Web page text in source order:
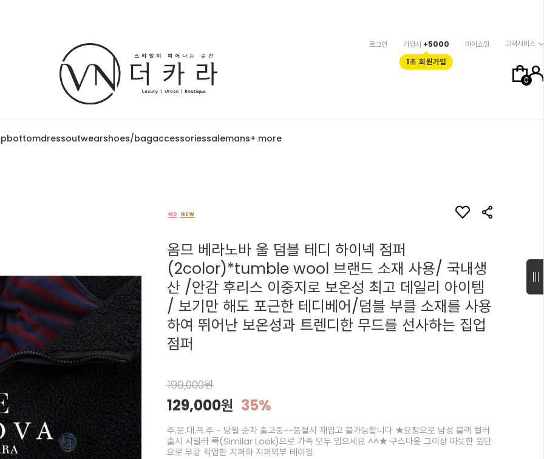
0
로그인 가입시 +5000
1초 회원가입
마이쇼핑 고객서비스
bottomdressoutwearshoes/bagaccessoriessalemans+ more
옴므 베라노바 울 덤블 테디 하이넥 점퍼
(2color)*tumble wool 브랜드 소재 사용/ 국내생
산 /안감 후리스 이중지로 보온성 최고 데일리 아이템
/ 보기만 해도 포근한 테디베어/덤블 부클 소재를 사용
하여 뛰어난 보온성과 트렌디한 무드를 선사하는 집업
점퍼
199,000원
129,000원 35%
주.문.대.폭.주 - 당일 순차 출고중~~품절시 재입고 불가능합니다 ★요청으로 남성 블랙 컬러
출시 시밀러 룩(Similar Look)으로 가족 모두 입으세요 ^^★ 구스다운 그이상 따듯한 원단
으로 무광 작업한 지퍼와 지퍼외부 테이핑